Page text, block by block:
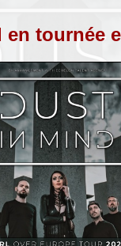
en tournée